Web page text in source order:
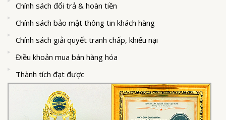
Chính sách đổi trả & hoàn tiền
Chính sách bảo mật thông tin khách hàng
Chính sách giải quyết tranh chấp, khiếu nại
Điều khoản mua bán hàng hóa
Thành tích đạt được